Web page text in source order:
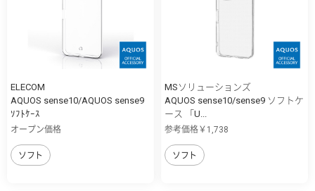
ELECOM
AQUOS sense10/AQUOS sense9
ｿﾌﾄｹｰｽ
オープン価格
ソフト
MSソリューションズ
AQUOS sense10/sense9 ソフトケ
ース 「U...
参考価格￥1,738
ソフト